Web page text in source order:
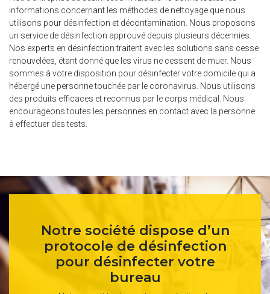
informations concernant les méthodes de nettoyage que nous
utilisons pour désinfection et décontamination. Nous proposons
un service de désinfection approuvé depuis plusieurs décennies.
Nos experts en désinfection traitent avec les solutions sans cesse
renouvelées, étant donné que les virus ne cessent de muer. Nous
sommes à votre disposition pour désinfecter votre domicile qui a
hébergé une personne touchée par le coronavirus. Nous utilisons
des produits efficaces et reconnus par le corps médical. Nous
encourageons toutes les personnes en contact avec la personne
à effectuer des tests.
Notre société dispose d’un
protocole de désinfection
pour désinfecter votre
bureau